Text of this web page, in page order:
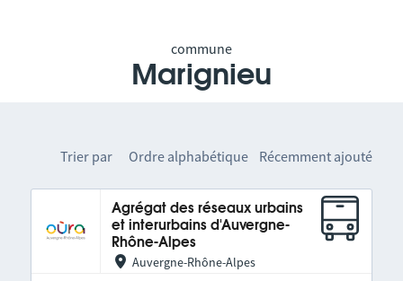
commune
Marignieu
Trier par Ordre alphabétique Récemment ajouté
Agrégat des réseaux urbains
et interurbains d'Auvergne-
Rhône-Alpes
Auvergne-Rhône-Alpes